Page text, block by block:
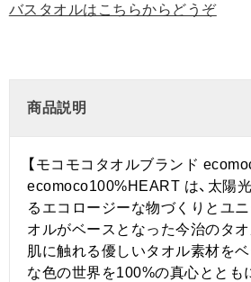
バスタオルはこちらからどうぞ
商品説明
【モコモコタオルブランド
ecomoco100%HEART は、太陽
るエコロージーな物づくりとユ
オルがベースとなった今治のタオ
肌に触れる優しいタオル素材をベ
な色の世界を100%の真心ととも